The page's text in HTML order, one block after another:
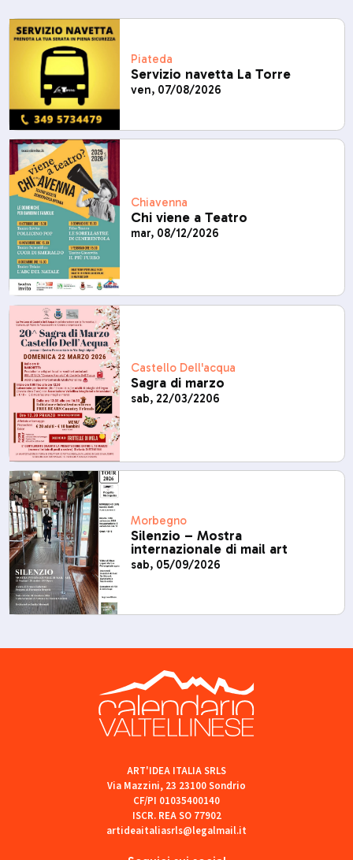
Piateda
Servizio navetta La Torre
ven, 07/08/2026
Chiavenna
Chi viene a Teatro
mar, 08/12/2026
Castello Dell'acqua
Sagra di marzo
sab, 22/03/2206
Morbegno
Silenzio – Mostra
internazionale di mail art
sab, 05/09/2026
ART'IDEA ITALIA SRLS
Via Mazzini, 23 23100 Sondrio
CF/PI 01035400140
ISCR. REA SO 77902
artideaitaliasrls@legalmail.it